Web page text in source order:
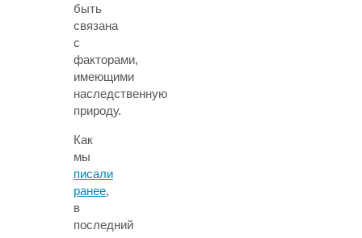
быть
связана
с
факторами,
имеющими
наследственную
природу.
Как
мы
писали
ранее,
в
последний